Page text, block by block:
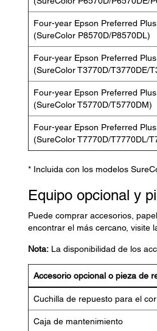
Four-year Epson Preferred
(SureColor P8570D/P8570DL)
Four-year Epson Preferred
(SureColor T3770D/T3770DE/
Four-year Epson Preferred
(SureColor T5770D/T5770DM)
Four-year Epson Preferred
(SureColor T7770D/T7770DL/
* Incluida con los modelos
Equipo opcional y
Puede comprar accesorios,
encontrar el más cercano, visite
Nota:La disponibilidad de los
Accesorio opcional o pieza de
Cuchilla de repuesto para el
Caja de mantenimiento